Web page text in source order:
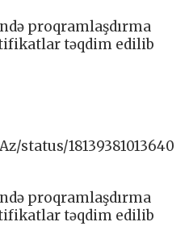
proqramlaşdırma
təqdim edilib
status/18139381013640
proqramlaşdırma
təqdim edilib